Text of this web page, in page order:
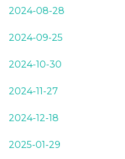
2024-08-28
2024-09-25
2024-10-30
2024-11-27
2024-12-18
2025-01-29